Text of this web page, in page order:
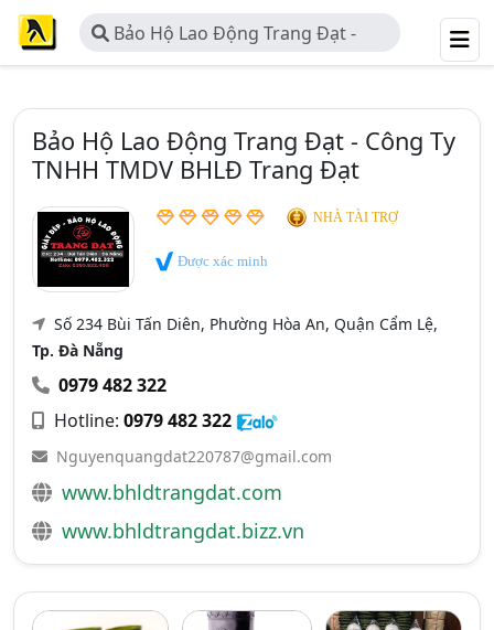
Bảo Hộ Lao Động Trang Đạt -
Công Ty TNHH TMDV BHLĐ Trang
Bảo Hộ Lao Động Trang Đạt - Công Ty
TNHH TMDV BHLĐ Trang Đạt
NHÀ TÀI TRỢ
Được xác minh
Số 234 Bùi Tấn Diên, Phường Hòa An, Quận Cẩm Lệ,
Tp. Đà Nẵng
0979 482 322
Hotline: 0979 482 322
Nguyenquangdat220787@gmail.com
www.bhldtrangdat.com
www.bhldtrangdat.bizz.vn